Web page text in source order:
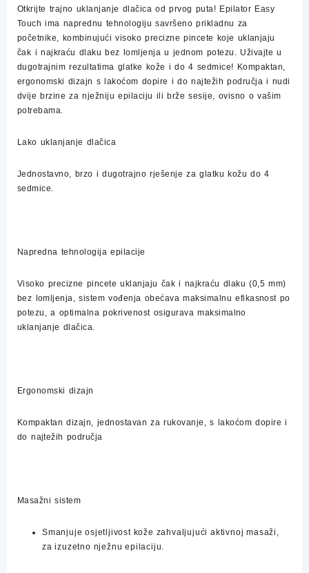
Otkrijte trajno uklanjanje dlačica od prvog puta! Epilator Easy
Touch ima naprednu tehnologiju savršeno prikladnu za
početnike, kombinujući visoko precizne pincete koje uklanjaju
čak i najkraću dlaku bez lomljenja u jednom potezu. Uživajte u
dugotrajnim rezultatima glatke kože i do 4 sedmice! Kompaktan,
ergonomski dizajn s lakoćom dopire i do najtežih područja i nudi
dvije brzine za nježniju epilaciju ili brže sesije, ovisno o vašim
potrebama.
Lako uklanjanje dlačica
Jednostavno, brzo i dugotrajno rješenje za glatku kožu do 4
sedmice.
Napredna tehnologija epilacije
Visoko precizne pincete uklanjaju čak i najkraću dlaku (0,5 mm)
bez lomljenja, sistem vođenja obećava maksimalnu efikasnost po
potezu, a optimalna pokrivenost osigurava maksimalno
uklanjanje dlačica.
Ergonomski dizajn
Kompaktan dizajn, jednostavan za rukovanje, s lakoćom dopire i
do najtežih područja
Masažni sistem
Smanjuje osjetljivost kože zahvaljujući aktivnoj masaži,
za izuzetno nježnu epilaciju.